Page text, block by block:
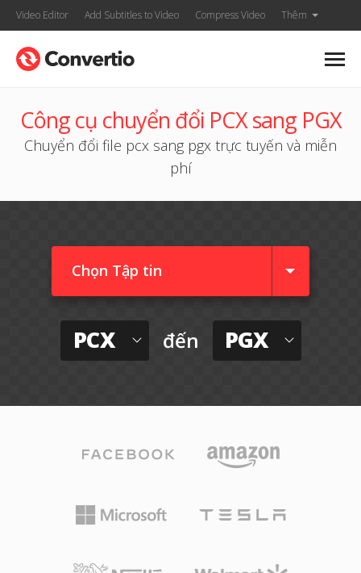
Video Editor Add Subtitles to Video Compress Video Thêm
Công cụ chuyển đổi PCX sang PGX
Chuyển đổi file pcx sang pgx trực tuyến và miễn
phí
Chọn Tập tin
PCX đến PGX